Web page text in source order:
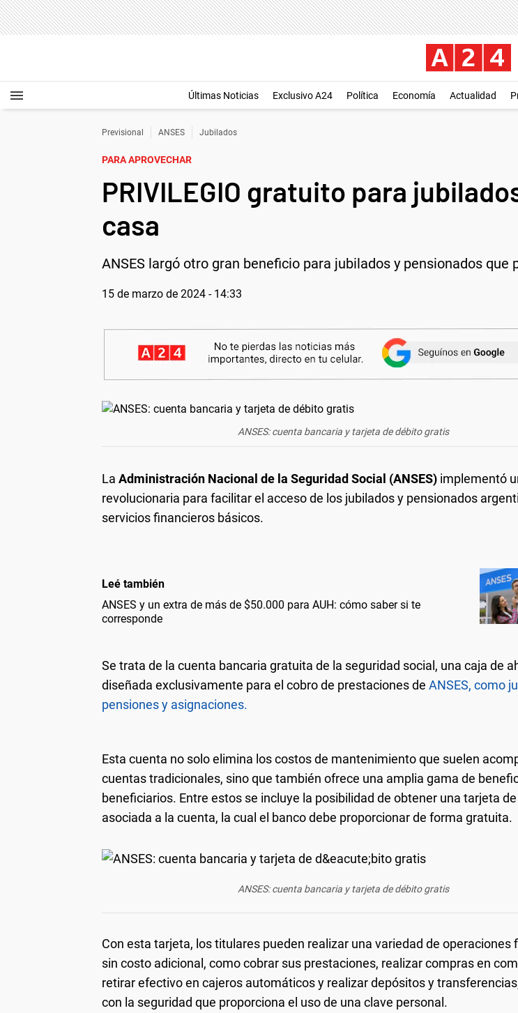
Últimas Noticias Exclusivo A24 Política Economía Actualidad
Previsional ANSES Jubilados
PARA APROVECHAR
PRIVILEGIO gratuito para
casa
ANSES largó otro gran beneficio para jubilados y pensionados que
15 de marzo de 2024 - 14:33
ANSES: cuenta bancaria y tarjeta de débito gratis
La Administración Nacional de la Seguridad Social (ANSES) implementó
revolucionaria para facilitar el acceso de los jubilados y pensionados
servicios financieros básicos.
Leé también
ANSES y un extra de más de $50.000 para AUH: cómo saber si te
corresponde
Se trata de la cuenta bancaria gratuita de la seguridad social, una caja de
diseñada exclusivamente para el cobro de prestaciones de ANSES, como
pensiones y asignaciones.
Esta cuenta no solo elimina los costos de mantenimiento que suelen
cuentas tradicionales, sino que también ofrece una amplia gama de
beneficiarios. Entre estos se incluye la posibilidad de obtener una tarjeta
asociada a la cuenta, la cual el banco debe proporcionar de forma gratuita.
ANSES: cuenta bancaria y tarjeta de débito gratis
Con esta tarjeta, los titulares pueden realizar una variedad de operaciones
sin costo adicional, como cobrar sus prestaciones, realizar compras en
retirar efectivo en cajeros automáticos y realizar depósitos y
con la seguridad que proporciona el uso de una clave personal.